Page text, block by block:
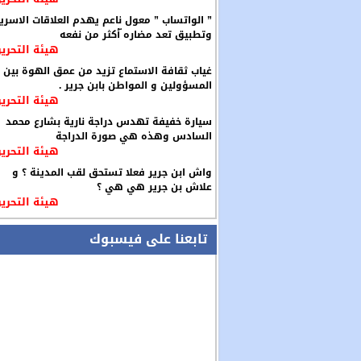
” الواتساب ” معول ناعم يهدم العلاقات
وتطبيق تعد مضاره ّأكثر من نفعه
هيئة
غياب ثقافة الاستماع تزيد من عمق الهوة بين
المسؤولين و المواطن بابن جرير .
هيئة
سيارة خفيفة تهدس دراجة نارية بشارع محمد
السادس وهذه هي صورة الدراجة
هيئة
واش ابن جرير فعلا تستحق لقب المدينة ؟ و
علاش بن جرير هي هي ؟
هيئة
تابعنا على فيسبوك